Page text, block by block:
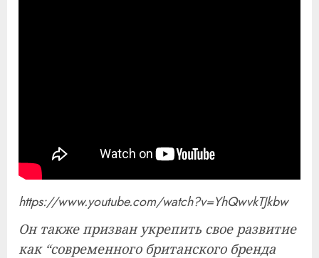
https://www.youtube.com/watch?v=YhQwvkTJkbw
Он также призван укрепить свое развитие
как “современного британского бренда